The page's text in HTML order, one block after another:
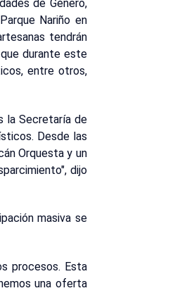
de Género,
Nariño en
tendrán
durante este
entre otros,
la Secretaría de
Desde las
Orquesta y un
dijo
masiva se
procesos. Esta
una oferta